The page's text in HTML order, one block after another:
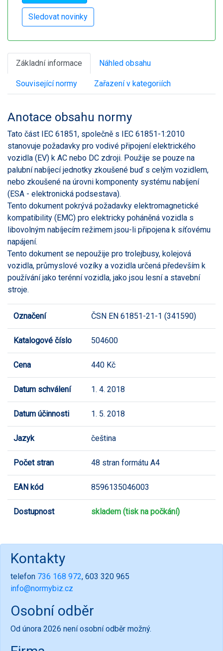
Základní informace Náhled obsahu
Související normy Zařazení v kategoriích
Anotace obsahu normy
Tato část IEC 61851, společně s IEC 61851-1:2010
stanovuje požadavky pro vodivé připojení elektrického
vozidla (EV) k AC nebo DC zdroji. Použije se pouze na
palubní nabíjecí jednotky zkoušené buď s celým vozidlem,
nebo zkoušené na úrovni komponenty systému nabíjení
(ESA - elektronická podsestava).
Tento dokument pokrývá požadavky elektromagnetické
kompatibility (EMC) pro elektricky poháněná vozidla s
libovolným nabíjecím režimem jsou-li připojena k síťovému
napájení.
Tento dokument se nepoužije pro trolejbusy, kolejová
vozidla, průmyslové vozíky a vozidla určená především k
používání jako terénní vozidla, jako jsou lesní a stavební
stroje.
Označení ČSN EN 61851-21-1 (341590)
Katalogové číslo 504600
Cena 440 Kč
Datum schválení 1. 4. 2018
Datum účinnosti 1. 5. 2018
Jazyk čeština
Počet stran 48 stran formátu A4
EAN kód 8596135046003
Dostupnost skladem (tisk na počkání)
Kontakty
telefon 736 168 972, 603 320 965
info@normybiz.cz
Osobní odběr
Od února 2026 není osobní odběr možný.